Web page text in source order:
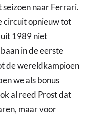
naar Ferrari.
circuit opnieuw tot
uit 1989 niet
in de eerste
de wereldkampioen
we als bonus
al reed Prost dat
maar voor